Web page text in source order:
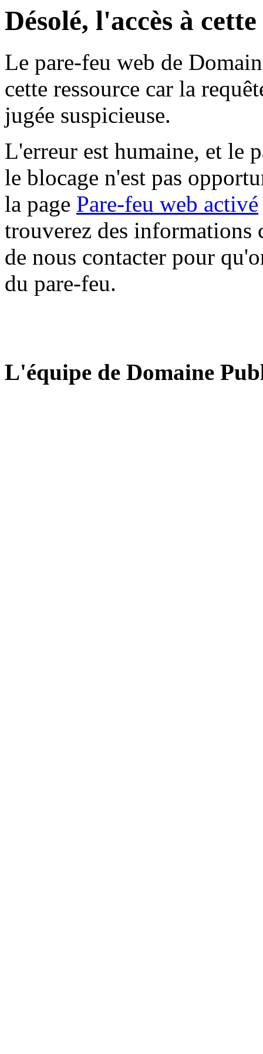
Désolé, l'accès à
Le pare-feu web de
cette ressource car la
jugée suspicieuse.
L'erreur est humaine, et le
le blocage n'est pas
la page Pare-feu web activé
trouverez des informations
de nous contacter pour
du pare-feu.
L'équipe de Domaine